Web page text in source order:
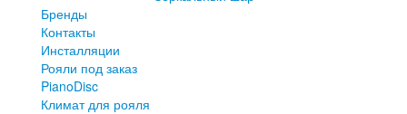
Бренды
Контакты
Инсталляции
Рояли под заказ
PianoDisc
Климат для рояля